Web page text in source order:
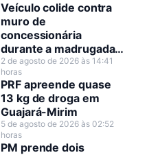
Veículo colide contra
muro de
concessionária
durante a madrugada
em Guajará-Mirim
2 de agosto de 2026 às 14:41
horas
PRF apreende quase
13 kg de droga em
Guajará-Mirim
5 de agosto de 2026 às 02:52
horas
PM prende dois